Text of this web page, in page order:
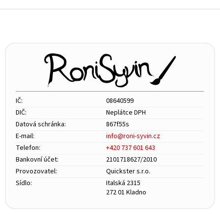
IČ:
08640599
DIČ:
Neplátce DPH
Datová schránka:
867f55s
E-mail:
info@roni-syvin.cz
Telefon:
+420 737 601 643
Bankovní účet:
2101718627/2010
Provozovatel:
Quickster s.r.o.
Sídlo:
Italská 2315
272 01 Kladno